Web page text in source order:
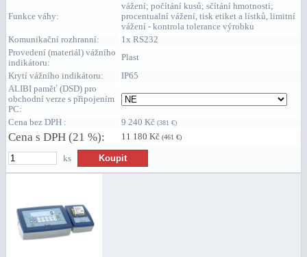
Funkce váhy:
vážení; počítání kusů; sčítání hmotnosti;
procentualní vážení, tisk etiket a lístků, limitní
vážení - kontrola tolerance výrobku
Komunikační rozhranní:
1x RS232
Provedení (materiál) vážního
indikátoru:
Plast
Krytí vážního indikátoru:
IP65
ALIBI paměť (DSD) pro
obchodní verze s připojením
PC:
Cena bez DPH :
9 240 Kč (381 €)
Cena s DPH (21 %): 11 180 Kč (461 €)
ks